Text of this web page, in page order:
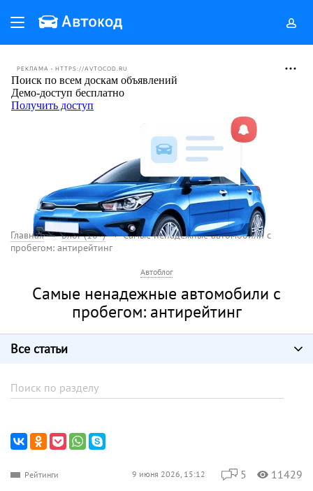
РЕКЛАМА • HTTPS://AVTOCOD.RU
Главная Блог (18+)
Самые ненадежные автомобили с
пробегом: антирейтинг
Автоблог
Самые ненадежные автомобили с
пробегом: антирейтинг
Все статьи
Рейтинги 9 июня 2026, 15:12 5 11429